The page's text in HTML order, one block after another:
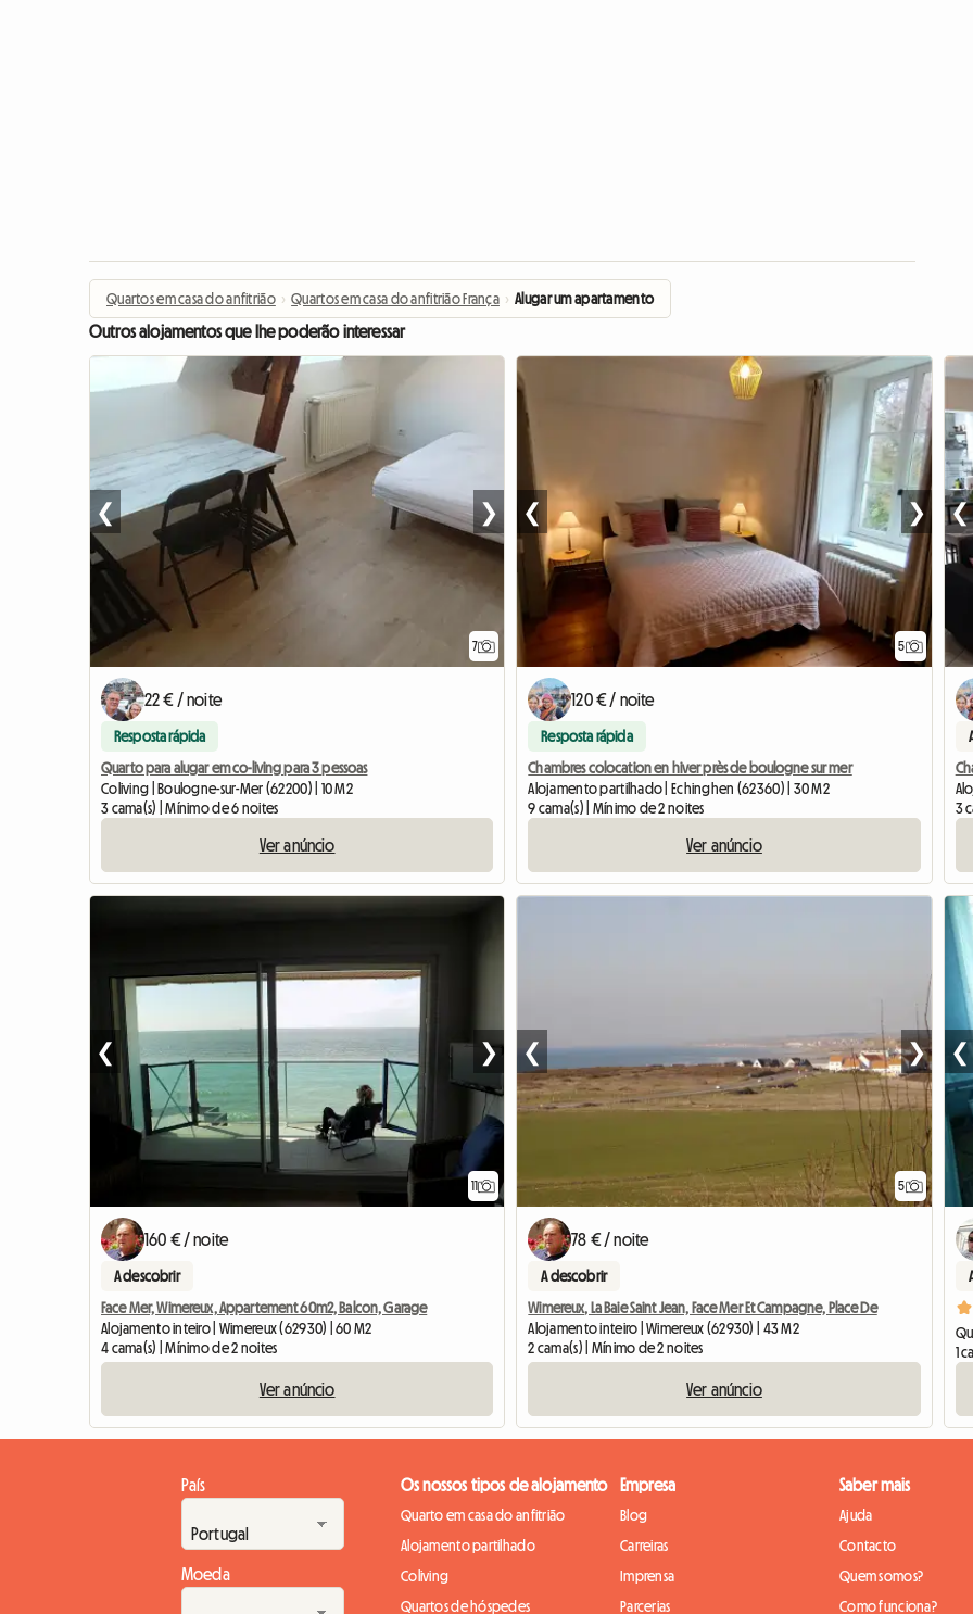
Quartos em casa do anfitrião › Quartos em casa do anfitrião França › Alugar um apartamento
Outros alojamentos que lhe poderão interessar
7
❮ ❯
22 € / noite
Resposta rápida
Quarto para alugar em co-living para 3 pessoas
Coliving | Boulogne-sur-Mer (62200) | 10 M2
3 cama(s) | Mínimo de 6 noites
Ver anúncio
5
❮ ❯
120 € / noite
Resposta rápida
Chambres colocation en hiver près de boulogne sur mer
Alojamento partilhado | Echinghen (62360) | 30 M2
9 cama(s) | Mínimo de 2 noites
Ver anúncio
❮
3
11
❮ ❯
160 € / noite
A descobrir
Face Mer, Wimereux, Appartement 60m2, Balcon, Garage
Alojamento inteiro | Wimereux (62930) | 60 M2
4 cama(s) | Mínimo de 2 noites
Ver anúncio
5
❮ ❯
78 € / noite
A descobrir
Wimereux, La Baie Saint Jean, Face Mer Et Campagne, Place De
Alojamento inteiro | Wimereux (62930) | 43 M2
2 cama(s) | Mínimo de 2 noites
Ver anúncio
❮
1
País
Moeda
Os nossos tipos de alojamento
Quarto em casa do anfitrião
Alojamento partilhado
Coliving
Quartos de hóspedes
Empresa
Blog
Carreiras
Imprensa
Parcerias
Saber mais
Ajuda
Contacto
Quem somos?
Como funciona?